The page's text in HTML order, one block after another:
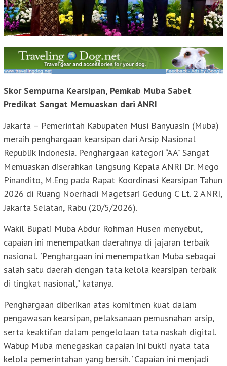
Skor Sempurna Kearsipan, Pemkab Muba Sabet
Predikat Sangat Memuaskan dari ANRI
Jakarta – Pemerintah Kabupaten Musi Banyuasin (Muba)
meraih penghargaan kearsipan dari Arsip Nasional
Republik Indonesia. Penghargaan kategori “AA” Sangat
Memuaskan diserahkan langsung Kepala ANRI Dr. Mego
Pinandito, M.Eng pada Rapat Koordinasi Kearsipan Tahun
2026 di Ruang Noerhadi Magetsari Gedung C Lt. 2 ANRI,
Jakarta Selatan, Rabu (20/5/2026).
Wakil Bupati Muba Abdur Rohman Husen menyebut,
capaian ini menempatkan daerahnya di jajaran terbaik
nasional. “Penghargaan ini menempatkan Muba sebagai
salah satu daerah dengan tata kelola kearsipan terbaik
di tingkat nasional,” katanya.
Penghargaan diberikan atas komitmen kuat dalam
pengawasan kearsipan, pelaksanaan pemusnahan arsip,
serta keaktifan dalam pengelolaan tata naskah digital.
Wabup Muba menegaskan capaian ini bukti nyata tata
kelola pemerintahan yang bersih. “Capaian ini menjadi